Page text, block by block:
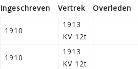
Ingeschreven Vertrek Overleden
1910
1913
KV 12t
1910
1913
KV 12t